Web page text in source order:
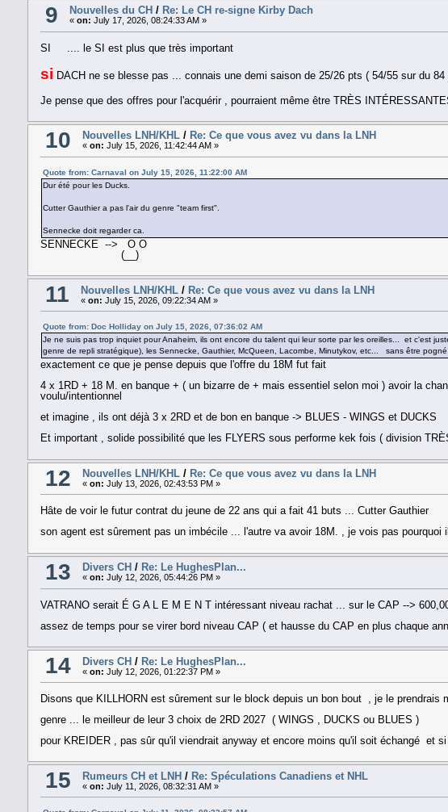
9 Nouvelles du CH / Re: Le CH re-signe Kirby Dach
« on: July 17, 2026, 08:24:33 AM »
SI .... le SI est plus que très important
si DACH ne se blesse pas ... connais une demi saison de 25/26 pts ( 54/55 sur du 84
Je pense que des offres pour l'acquérir , pourraient même être TRÈS
10 Nouvelles LNH/KHL/ Re: Ce que vous avez vu dans la LNH
« on: July 15, 2026, 11:42:44 AM »
Quote from: Carnaval on July 15, 2026, 11:22:00 AM
Dur été pour les Ducks.
Cutter Gauthier a pas l'air du genre "team first".
Sennecke doit regarder ca.
SENNECKE --> O O
(__)
11 Nouvelles LNH/KHL/ Re: Ce que vous avez vu dans la LNH
« on: July 15, 2026, 09:22:34 AM »
Quote from: Doc Holliday on July 15, 2026, 07:36:02 AM
Je ne suis pas trop inquiet pour Anaheim, ils ont encore du talent qui leur sorte par les oreilles... et c'est
genre de repli stratégique), les Sennecke, Gauthier, McQueen, Lacombe, Minutykov, etc... sans être
exactement ce que je pense depuis que l'offre du 18M fut fait
4 x 1RD + 18 M. en banque + ( un bizarre de + mais essentiel selon moi ) avoir la
voulu/intentionnel
et imagine , ils ont déjà 3 x 2RD et de bon en banque -> BLUES - WINGS et DUCKS
Et important , solide possibilité que les FLYERS sous performe kek fois ( division
12 Nouvelles LNH/KHL/ Re: Ce que vous avez vu dans la LNH
« on: July 13, 2026, 02:43:53 PM »
Hâte de voir le futur contrat du jeune de 22 ans qui a fait 41 buts ... Cutter Gauthier
son agent est sûrement pas un imbécile ... l'autre va avoir 18M. , je vois pas pourquoi
13 Divers CH / Re: Le HughesPlan...
« on: July 12, 2026, 05:44:26 PM »
VATRANO serait É G A L E M E N T intéressant niveau rachat ... sur le CAP -->
assez de temps pour se virer bord niveau CAP ( et hausse du CAP en plus chaque
14 Divers CH/ Re: Le HughesPlan...
« on: July 12, 2026, 01:22:37 PM »
Disons que KILLHORN est sûrement sur le block depuis un bon bout , je le prendrais
genre ... le meilleur de leur 3 choix de 2RD 2027 ( WINGS , DUCKS ou BLUES )
pour KREIDER , pas sûr qu'il viendrait anyway et encore moins qu'il soit échangé et
15 Rumeurs CH et LNH / Re: Spéculations Canadiens et NHL
« on: July 11, 2026, 08:32:31 AM »